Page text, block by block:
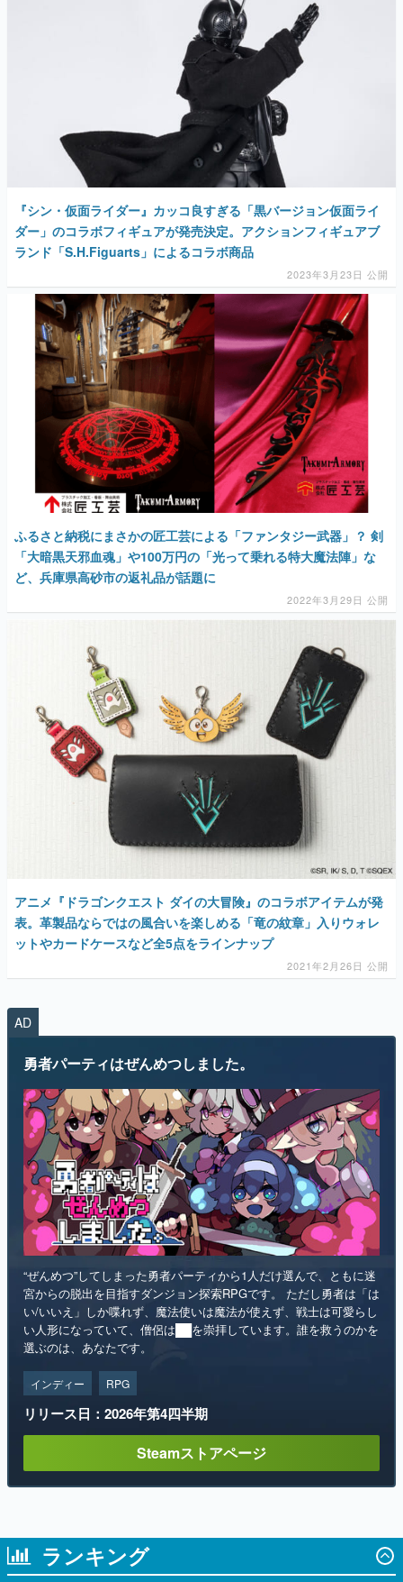
『シン・仮面ライダー』カッコ良すぎる「黒バージョン仮面ライ
ダー」のコラボフィギュアが発売決定。アクションフィギュアブ
ランド「S.H.Figuarts」によるコラボ商品
2023年3月23日 公開
ふるさと納税にまさかの匠工芸による「ファンタジー武器」？ 剣
「大暗黒天邪血魂」や100万円の「光って乗れる特大魔法陣」な
ど、兵庫県高砂市の返礼品が話題に
2022年3月29日 公開
アニメ『ドラゴンクエスト ダイの大冒険』のコラボアイテムが発
表。革製品ならではの風合いを楽しめる「竜の紋章」入りウォレ
ットやカードケースなど全5点をラインナップ
2021年2月26日 公開
AD
勇者パーティはぜんめつしました。
“ぜんめつ”してしまった勇者パーティから1人だけ選んで、ともに迷
宮からの脱出を目指すダンジョン探索RPGです。 ただし勇者は「は
い/いいえ」しか喋れず、魔法使いは魔法が使えず、戦士は可愛らし
い人形になっていて、僧侶は██を崇拝しています。誰を救うのかを
選ぶのは、あなたです。
インディー RPG
リリース日：2026年第4四半期
Steamストアページ
ランキング